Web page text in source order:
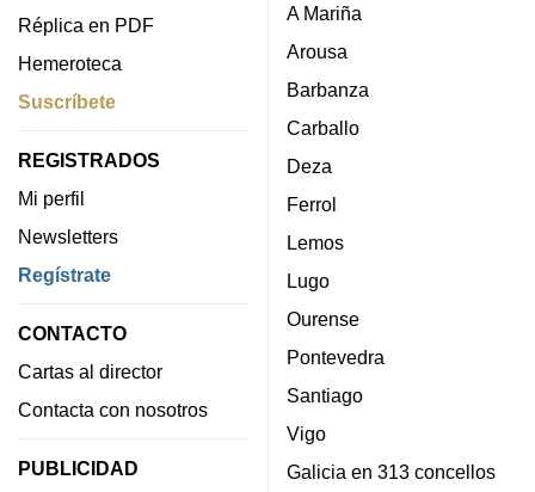
Réplica en PDF
Hemeroteca
Suscríbete
REGISTRADOS
Mi perfil
Newsletters
Regístrate
CONTACTO
Cartas al director
Contacta con nosotros
PUBLICIDAD
A Mariña
Arousa
Barbanza
Carballo
Deza
Ferrol
Lemos
Lugo
Ourense
Pontevedra
Santiago
Vigo
Galicia en 313 concellos